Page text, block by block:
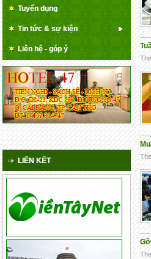
Tuyển dụng
Tin tức & sự kiện
Liên hệ - góp ý
LIÊN KẾT